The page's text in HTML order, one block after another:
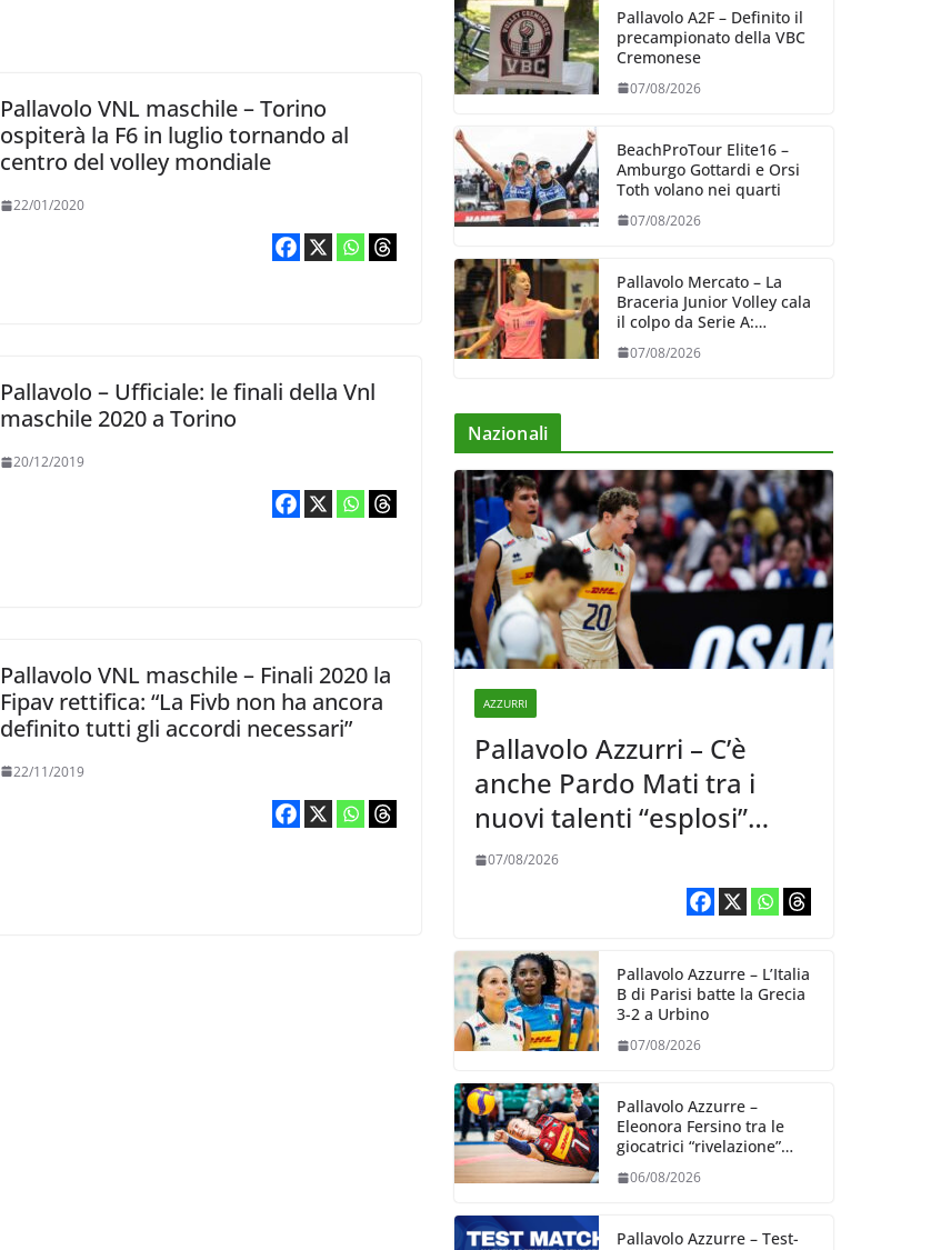
Pallavolo VNL maschile – Torino
ospiterà la F6 in luglio tornando al
centro del volley mondiale
22/01/2020
Pallavolo – Ufficiale: le finali della Vnl
maschile 2020 a Torino
20/12/2019
Pallavolo VNL maschile – Finali 2020 la
Fipav rettifica: “La Fivb non ha ancora
definito tutti gli accordi necessari”
22/11/2019
Pallavolo A2F – Definito il
precampionato della VBC
Cremonese
07/08/2026
BeachProTour Elite16 –
Amburgo Gottardi e Orsi
Toth volano nei quarti
07/08/2026
Pallavolo Mercato – La
Braceria Junior Volley cala
il colpo da Serie A:
Barbara Varaldo è il nuovo
riferimento dell’attacco
07/08/2026
Nazionali
AZZURRI
Pallavolo Azzurri – C’è
anche Pardo Mati tra i
nuovi talenti “esplosi”
nella VNL 2026 per
07/08/2026
Pallavolo Azzurre – L’Italia
B di Parisi batte la Grecia
3-2 a Urbino
07/08/2026
Pallavolo Azzurre –
Eleonora Fersino tra le
giocatrici “rivelazione”
Volleyball World
06/08/2026
Pallavolo Azzurre – Test-